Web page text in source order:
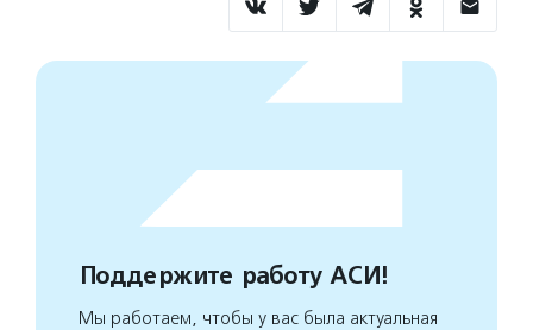
Поддержите работу АСИ!
Мы работаем, чтобы у вас была актуальная